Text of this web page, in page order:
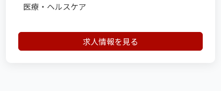
医療・ヘルスケア
求人情報を見る